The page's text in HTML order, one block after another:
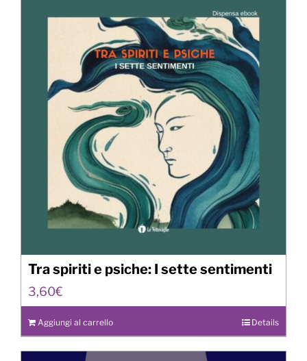
Tra spiriti e psiche: I sette sentimenti
3,60€
Aggiungi al carrello Details